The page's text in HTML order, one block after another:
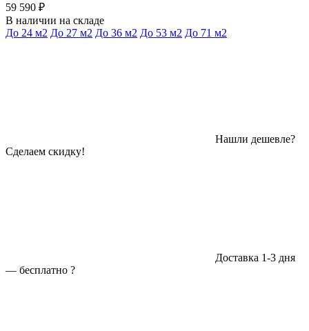
59 590 ₽
В наличии на складе
До 24 м2 До 27 м2 До 36 м2 До 53 м2 До 71 м2
Нашли дешевле?
Сделаем скидку!
Доставка 1-3 дня
— бесплатно ?